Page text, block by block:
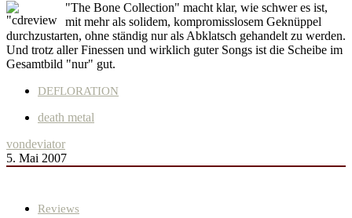
"The Bone Collection" macht klar, wie schwer es ist,
mit mehr als solidem, kompromisslosem Geknüppel
durchzustarten, ohne ständig nur als Abklatsch gehandelt zu werden.
Und trotz aller Finessen und wirklich guter Songs ist die Scheibe im
Gesamtbild "nur" gut.
DEFLORATION
death metal
vondeviator
5. Mai 2007
Reviews